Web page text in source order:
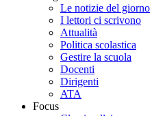
Le notizie del giorno
I lettori ci scrivono
Attualità
Politica scolastica
Gestire la scuola
Docenti
Dirigenti
ATA
Focus